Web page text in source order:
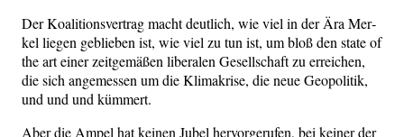
Der Koali­ti­ons­ver­trag macht deut­lich, wie viel in der Ära Mer­
kel lie­gen geblie­ben ist, wie viel zu tun ist, um bloß den sta­te of
the art einer zeit­ge­mä­ßen libe­ra­len Gesell­schaft zu errei­chen,
die sich ange­mes­sen um die Kli­ma­kri­se, die neue Geo­po­li­tik,
und und und kümmert.
Aber die Ampel hat kei­nen Jubel her­vor­ge­ru­fen, bei kei­ner der